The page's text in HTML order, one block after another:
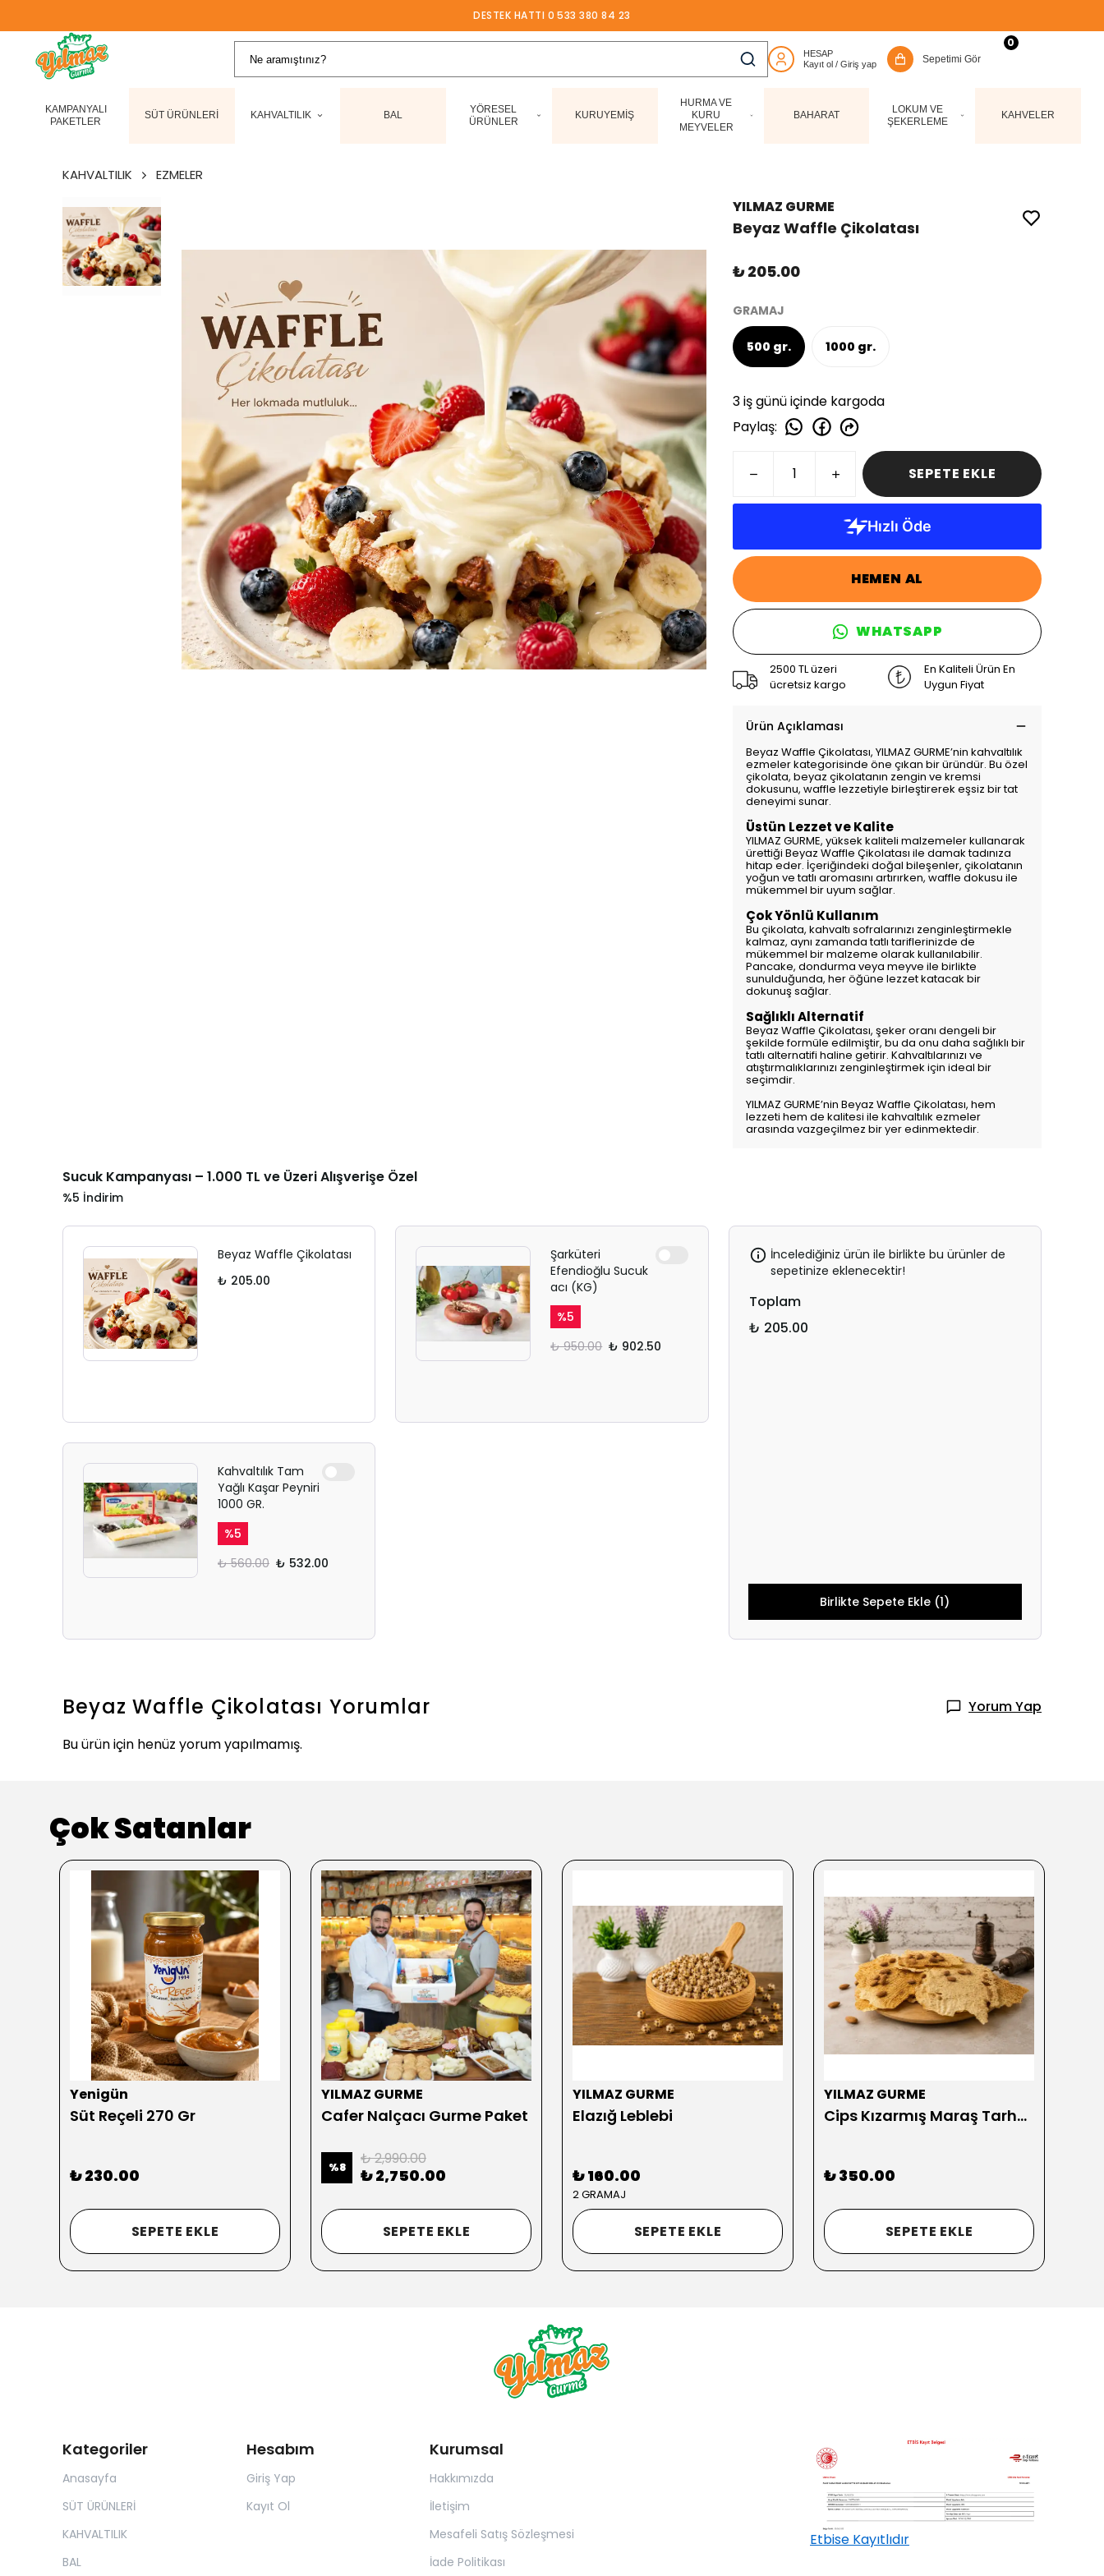
DESTEK HATTI 0 533 380 84 23
KAMPANYALI
PAKETLER
SÜT ÜRÜNLERİ KAHVALTILIK BAL
YÖRESEL
ÜRÜNLER
KURUYEMİŞ
HURMA VE
KURU
MEYVELER
BAHARAT
LOKUM VE
ŞEKERLEME
KAHVELER
0
KAHVALTILIK EZMELER
YILMAZ GURME
Beyaz Waffle Çikolatası
₺ 205.00
GRAMAJ
500 gr. 1000 gr.
3 iş günü içinde kargoda
Paylaş:
SEPETE EKLE
HEMEN AL
WHATSAPP
2500 TL üzeri
ücretsiz kargo
En Kaliteli Ürün En
Uygun Fiyat
Ürün Açıklaması
Beyaz Waffle Çikolatası, YILMAZ GURME’nin kahvaltılık
ezmeler kategorisinde öne çıkan bir üründür. Bu özel
çikolata, beyaz çikolatanın zengin ve kremsi
dokusunu, waffle lezzetiyle birleştirerek eşsiz bir tat
deneyimi sunar.
Üstün Lezzet ve Kalite
YILMAZ GURME, yüksek kaliteli malzemeler kullanarak
ürettiği Beyaz Waffle Çikolatası ile damak tadınıza
hitap eder. İçeriğindeki doğal bileşenler, çikolatanın
yoğun ve tatlı aromasını artırırken, waffle dokusu ile
mükemmel bir uyum sağlar.
Çok Yönlü Kullanım
Bu çikolata, kahvaltı sofralarınızı zenginleştirmekle
kalmaz, aynı zamanda tatlı tariflerinizde de
mükemmel bir malzeme olarak kullanılabilir.
Pancake, dondurma veya meyve ile birlikte
sunulduğunda, her öğüne lezzet katacak bir
dokunuş sağlar.
Sağlıklı Alternatif
Beyaz Waffle Çikolatası, şeker oranı dengeli bir
şekilde formüle edilmiştir, bu da onu daha sağlıklı bir
tatlı alternatifi haline getirir. Kahvaltılarınızı ve
atıştırmalıklarınızı zenginleştirmek için ideal bir
seçimdir.
YILMAZ GURME’nin Beyaz Waffle Çikolatası, hem
lezzeti hem de kalitesi ile kahvaltılık ezmeler
arasında vazgeçilmez bir yer edinmektedir.
Sucuk Kampanyası – 1.000 TL ve Üzeri Alışverişe Özel
%5 İndirim
Beyaz Waffle Çikolatası
₺ 205.00
Şarküteri
Efendioğlu Sucuk
acı (KG)
%5
₺ 950.00 ₺ 902.50
Kahvaltılık Tam
Yağlı Kaşar Peyniri
1000 GR.
%5
₺ 560.00 ₺ 532.00
İncelediğiniz ürün ile birlikte bu ürünler de
sepetinize eklenecektir!
Toplam
₺ 205.00
Birlikte Sepete Ekle (1)
Beyaz Waffle Çikolatası Yorumlar
Yorum Yap
Bu ürün için henüz yorum yapılmamış.
Çok Satanlar
Yenigün
Süt Reçeli 270 Gr
₺ 230.00
SEPETE EKLE
YILMAZ GURME
Cafer Nalçacı Gurme Paket
%8 ₺ 2,990.00
₺ 2,750.00
SEPETE EKLE
YILMAZ GURME
Elazığ Leblebi
₺ 160.00
2 GRAMAJ
SEPETE EKLE
YILMAZ GURME
Cips Kızarmış Maraş Tarhanası 500 gr
₺ 350.00
SEPETE EKLE
Kategoriler
Anasayfa
SÜT ÜRÜNLERİ
KAHVALTILIK
BAL
Hesabım
Giriş Yap
Kayıt Ol
Kurumsal
Hakkımızda
İletişim
Mesafeli Satış Sözleşmesi
İade Politikası
Etbise Kayıtlıdır